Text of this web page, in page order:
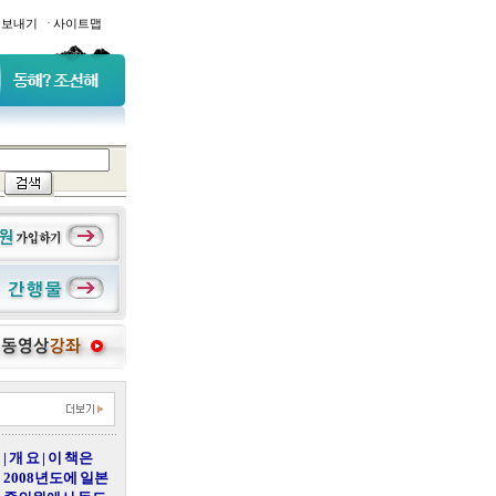
내기 · 사이트맵
| 개 요 | 이 책은
2008년도에 일본